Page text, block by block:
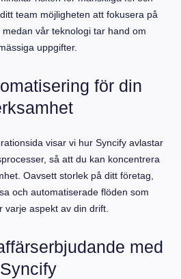
team möjligheten att fokusera på
vår teknologi tar hand om
uppgifter.
för din
visar vi hur Syncify avlastar
så att du kan koncentrera
Oavsett storlek på ditt företag,
och automatiserade flöden som
varje aspekt av din drift.
med
Syncify